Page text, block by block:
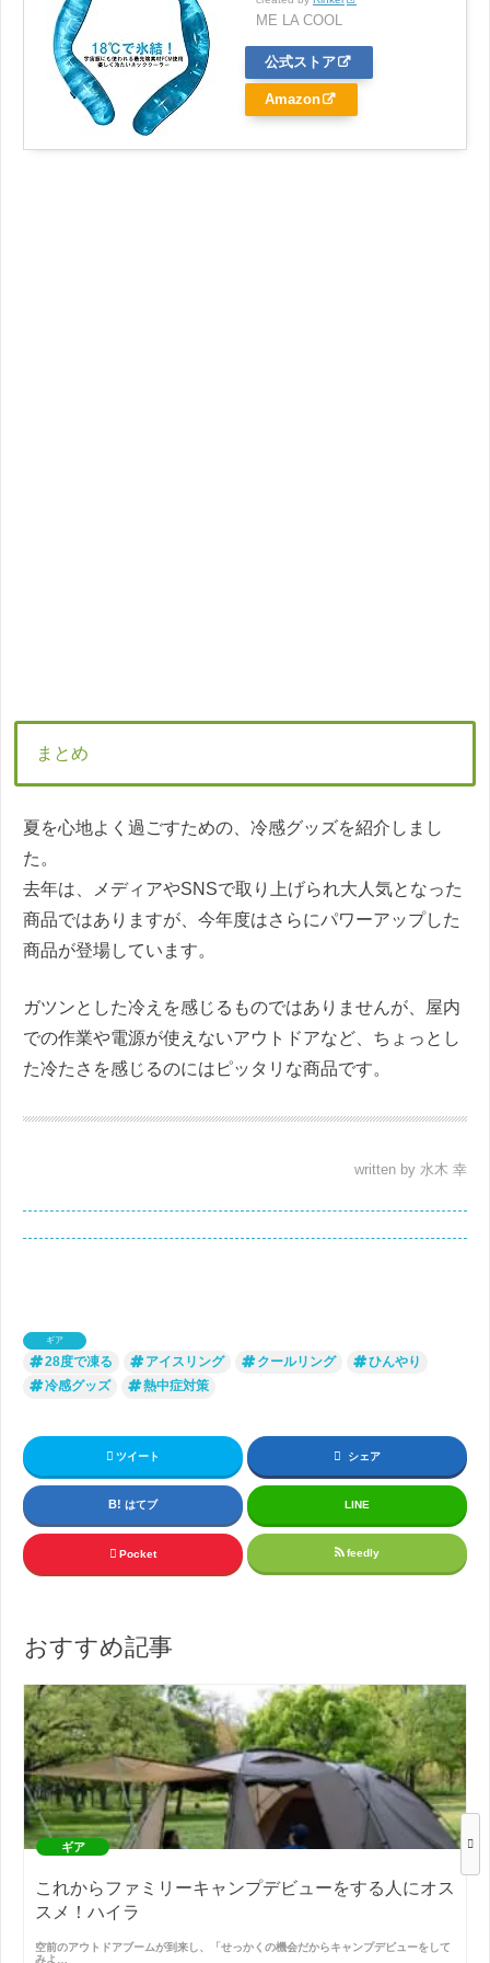
ME LA COOL
公式ストア
Amazon
まとめ
夏を心地よく過ごすための、冷感グッズを紹介しまし
た。
去年は、メディアやSNSで取り上げられ大人気となった
商品ではありますが、今年度はさらにパワーアップした
商品が登場しています。
ガツンとした冷えを感じるものではありませんが、屋内
での作業や電源が使えないアウトドアなど、ちょっとし
た冷たさを感じるのにはピッタリな商品です。
written by 水木 幸
ギア
28度で凍る アイスリング クールリング
ひんやり
冷感グッズ
熱中症対策
ツイート シェア
はてブ LINE
Pocket feedly
おすすめ記事
ギア
これからファミリーキャンプデビューをする人にオス
スメ！ハイラ
空前のアウトドアブームが到来し、「せっかくの機会だからキャンプデビューをして
みよ…